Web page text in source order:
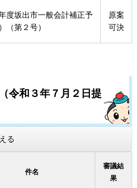
度坂出市一般会計補正予
（第２号）
原案
可決
令和３年７月２日提
る
件名
審議結
果